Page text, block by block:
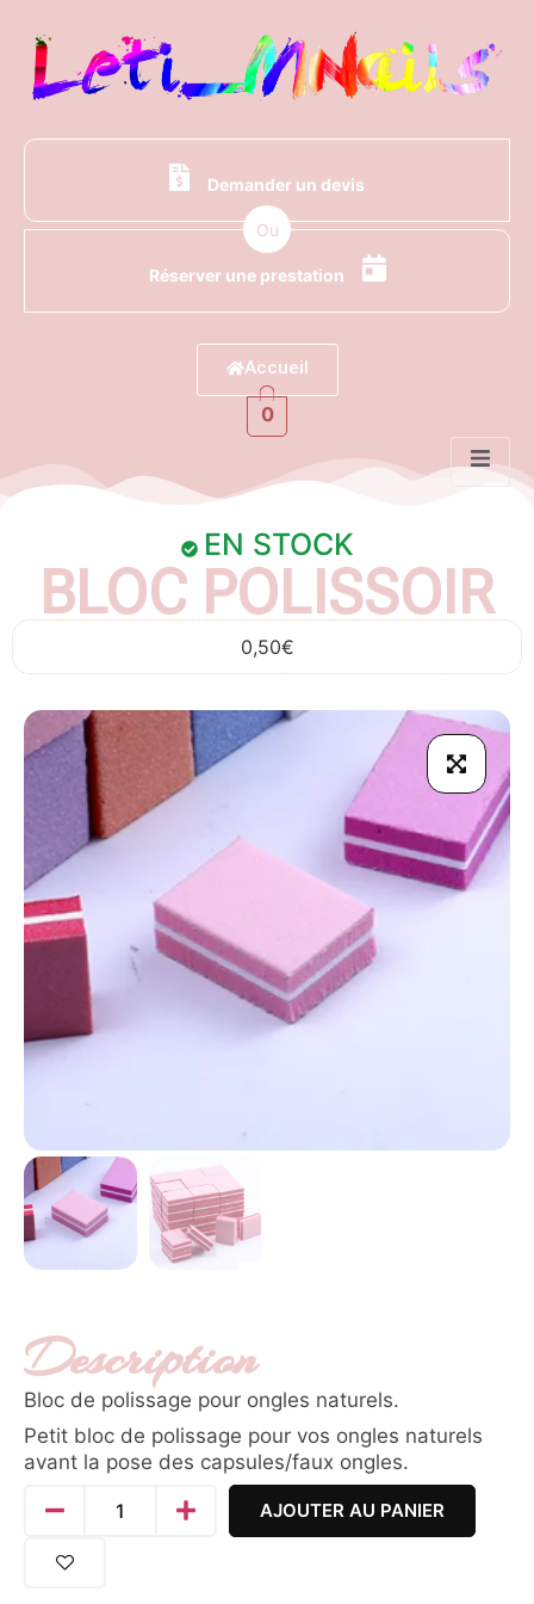
Demander un devis
Ou
Réserver une prestation
Accueil
0
EN STOCK
BLOC POLISSOIR
0,50€
Description
Bloc de polissage pour ongles naturels.
Petit bloc de polissage pour vos ongles naturels
avant la pose des capsules/faux ongles.
AJOUTER AU PANIER